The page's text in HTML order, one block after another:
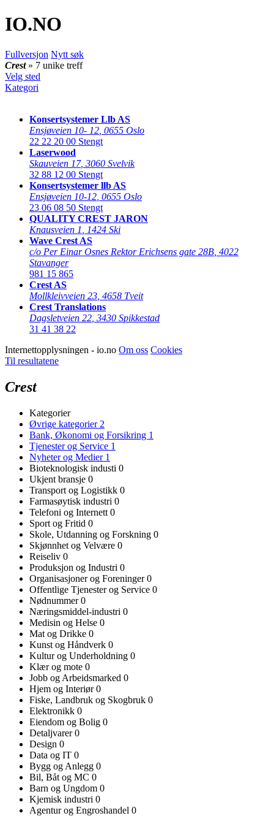
IO.NO
Fullversjon Nytt søk
Crest » 7 unike treff
Velg sted
Kategori
Konsertsystemer Llb AS
Ensjøveien 10- 12 0655 Oslo
22 22 20 00 Stengt
Laserwood
Skauveien 17, 3060 Svelvik
32 88 12 00 Stengt
Konsertsystemer llb AS
Ensjøveien 10-12 0655 Oslo
23 06 08 50 Stengt
QUALITY CREST JARON
Knausveien 1
1424 Ski
Wave Crest AS
c/o Per Einar Osnes Rektor Erichsens gate 28B 4022
Stavanger
981 15 865
Crest AS
Mollkleivveien 23 4658 Tveit
Crest Translations
Dagsletveien 22 3430 Spikkestad
31 41 38 22
Internettopplysningen - io.no Om oss Cookies
Til resultatene
Crest
Kategorier
Øvrige kategorier 2
Bank, Økonomi og Forsikring 1
Tjenester og Service 1
Nyheter og Medier 1
Bioteknologisk industi 0
Ukjent bransje 0
Transport og Logistikk 0
Farmasøytisk industri 0
Telefoni og Internett 0
Sport og Fritid 0
Skole, Utdanning og Forskning 0
Skjønnhet og Velvære 0
Reiseliv 0
Produksjon og Industri 0
Organisasjoner og Foreninger0
Offentlige Tjenester og Service 0
Nødnummer0
Næringsmiddel-industri 0
Medisin og Helse 0
Mat og Drikke 0
Kunst og Håndverk 0
Kultur og Underholdning 0
Klær og mote 0
Jobb og Arbeidsmarked 0
Hjem og Interiør0
Fiske, Landbruk og Skogbruk 0
Elektronikk 0
Eiendom og Bolig 0
Detaljvarer0
Design 0
Data og IT 0
Bygg og Anlegg 0
Bil, Båt og MC 0
Barn og Ungdom 0
Kjemisk industri 0
Agentur og Engroshandel 0